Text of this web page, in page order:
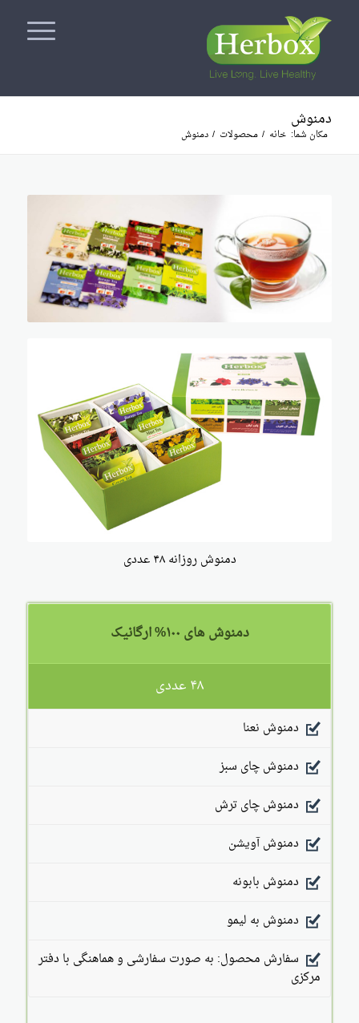
دمنوش
مکان شما: خانه / محصولات / دمنوش
دمنوش روزانه ۴۸ عددی
دمنوش های ۱۰۰% ارگانیک
۴۸ عددی
دمنوش نعنا
دمنوش چای سبز
دمنوش چای ترش
دمنوش آویشن
دمنوش بابونه
دمنوش به لیمو
سفارش محصول: به صورت سفارشی و هماهنگی با دفتر
مرکزی